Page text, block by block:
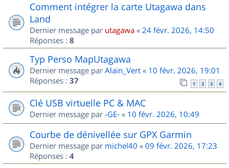
Comment intégrer la carte Utagawa dans
Land
Dernier message par utagawa « 24 févr. 2026, 14:50
Réponses : 8
Typ Perso MapUtagawa
Dernier message par Alain_Vert « 10 févr. 2026, 19:01
Réponses : 37 1 2 3 4
Clé USB virtuelle PC & MAC
Dernier message par -GE- « 10 févr. 2026, 10:49
Courbe de dénivellée sur GPX Garmin
Dernier message par michel40 « 09 févr. 2026, 17:23
Réponses : 4